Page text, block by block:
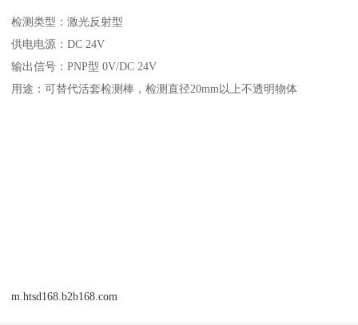
检测类型：激光反射型
供电电源：DC 24V
输出信号：PNP型 0V/DC 24V
用途：可替代活套检测棒，检测直径20mm以上不透明物体
m.htsd168.b2b168.com